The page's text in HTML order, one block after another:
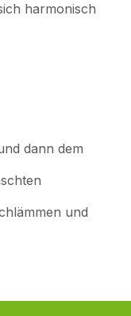
harmonisch
dann dem
und